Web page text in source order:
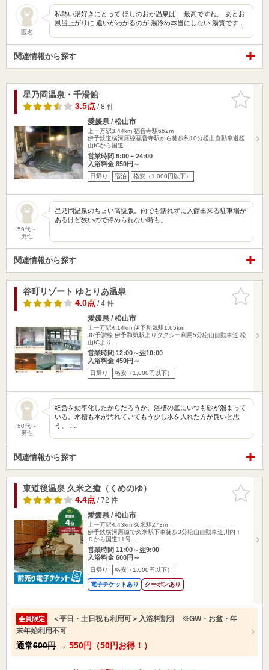
匿名
私熱い湯好きにとって ほしのおか温泉は、 最高ですね。 あとお
風呂上がりに 違いがわかるのが 湯冷め本当にしない 湯質です…
関連情報から探す
お気に入
りに追加
星乃岡温泉・千湯館
3.5点/ 8 件
愛媛県 / 松山市
上一万駅3.44km 福音寺駅662m
伊予鉄道横河原線福音寺駅から徒歩約10分松山自動車道松
山ICから国道…
営業時間 6:00～24:00
入浴料金 850円～
日帰り 宿泊 格安（1,000円以下）
50代～
男性
星乃岡温泉のちょい高級版。雨でも濡れずに入館出来る駐車場が
あるけど狭いので停められない時も。
関連情報から探す
お気に入
りに追加
谷町リゾート ゆとりあ温泉
4.0点/ 4 件
愛媛県 / 松山市
上一万駅4.14km 伊予和気駅1.65km
JR予讃線 伊予和気駅よりタクシー利用5分松山自動車道 松
山ICより…
営業時間 12:00～翌10:00
入浴料金 450円～
日帰り 格安（1,000円以下）
50代～
男性
経営を効率化したからだろうか、浴槽の底にいつも砂が溜まって
いる。水槽も水が汚れていてもう少し水を入れた方が良いと思
う。 …
関連情報から探す
お気に入
りに追加
東道後温泉 久米之癒（くめのゆ）
4.4点/ 72 件
愛媛県 / 松山市
上一万駅4.43km 久米駅273m
伊予鉄横河原線で久米駅下車徒歩3分松山自動車道川内Ｉ
Ｃから国道11号…
営業時間 11:00～翌9:00
入浴料金 600円～
日帰り 格安（1,000円以下）
電子チケットあり クーポンあり
会員限定
＜平日・土日祝も利用可＞入浴料割引 ※GW・お盆・年
末年始利用不可
通常600円 → 550円（50円お得！）